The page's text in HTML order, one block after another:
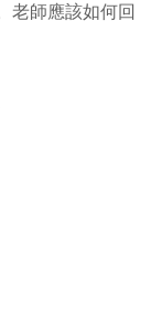
老師應該如何回